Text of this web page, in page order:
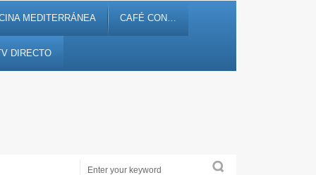
MEDITERRÁNEA CAFÉ CON…
DIRECTO
Periodismo de proximidad en 12tv.es